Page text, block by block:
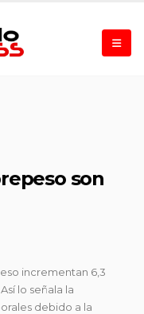
son
incrementan 6,3
lo señala la
debido a la